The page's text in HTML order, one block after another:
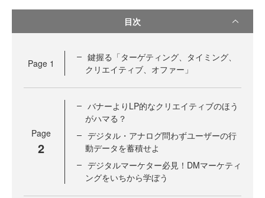
目次
Page 1
鍵握る「ターゲティング、タイミング、
クリエイティブ、オファー」
Page
2
バナーよりLP的なクリエイティブのほう
がハマる？
デジタル・アナログ問わずユーザーの行
動データを蓄積せよ
デジタルマーケター必見！DMマーケティ
ングをいちから学ぼう